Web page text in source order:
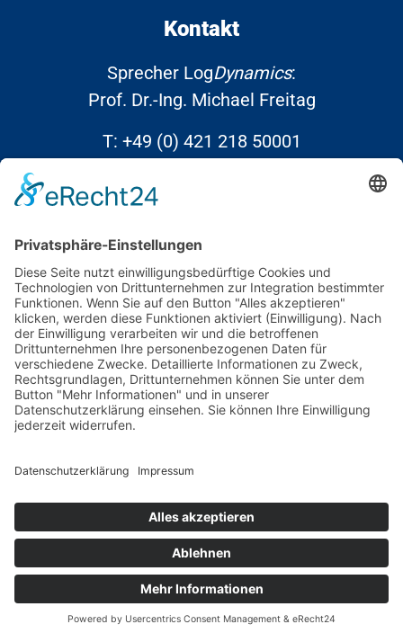
Kontakt
Sprecher LogDynamics:
Prof. Dr.-Ing. Michael Freitag
T: +49 (0) 421 218 50001
Links
Kontakt
Datenschutz
Impressum
Barrierefreiheit
Social Media